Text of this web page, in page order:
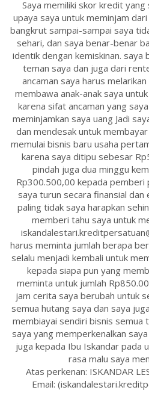
Saya memiliki skor kredit
upaya saya untuk meminjam
bangkrut sampai-sampai saya
sehari, dan saya benar-benar
identik dengan kemiskinan.
teman saya dan juga dari
ancaman saya harus
membawa anak-anak saya
karena sifat ancaman yang
meminjamkan saya uang Jadi
dan mendesak untuk
memulai bisnis baru usaha
karena saya ditipu sebesar
pindah juga dua minggu
Rp300.500,00 kepada pemberi
saya turun secara finansial dan
paling tidak saya harapkan
memberi tahu saya untuk
harus meminta jumlah berapa
selalu menjadi kembali untuk
kepada siapa pun yang
meminta untuk jumlah
jam cerita saya berubah untuk
semua hutang saya dan saya
membiayai sendiri bisnis semua
saya yang memperkenalkan
juga kepada Ibu Iskandar pada
rasa malu saya
Atas perkenan: ISKANDAR
Email: